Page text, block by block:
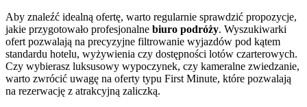
Aby znaleźć idealną ofertę, warto regularnie sprawdzić propozycje,
jakie przygotowało profesjonalne biuro podróży. Wyszukiwarki
ofert pozwalają na precyzyjne filtrowanie wyjazdów pod kątem
standardu hotelu, wyżywienia czy dostępności lotów czarterowych.
Czy wybierasz luksusowy wypoczynek, czy kameralne zwiedzanie,
warto zwrócić uwagę na oferty typu First Minute, które pozwalają
na rezerwację z atrakcyjną zaliczką.